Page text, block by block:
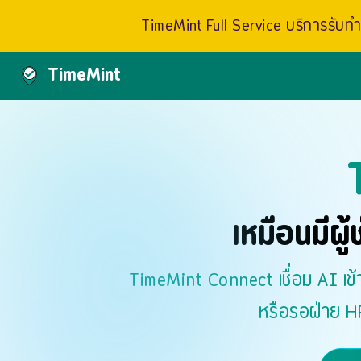
TimeMint Full Service บริการรับ
TimeMint
เหมือนมี
TimeMint Connect เชื่อม AI
หรือรอฝ่าย